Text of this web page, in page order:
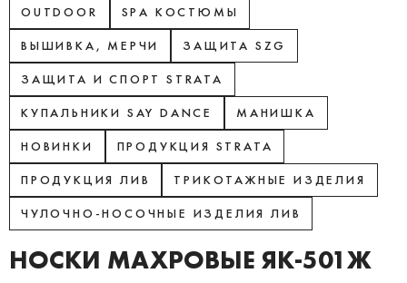
OUTDOOR SPA КОСТЮМЫ
ВЫШИВКА, МЕРЧИ ЗАЩИТА SZG
ЗАЩИТА И СПОРТ STRATA
КУПАЛЬНИКИ SAY DANCE МАНИШКА
НОВИНКИ ПРОДУКЦИЯ STRATA
ПРОДУКЦИЯ ЛИВ ТРИКОТАЖНЫЕ ИЗДЕЛИЯ
ЧУЛОЧНО-НОСОЧНЫЕ ИЗДЕЛИЯ ЛИВ
НОСКИ МАХРОВЫЕ ЯК-501Ж